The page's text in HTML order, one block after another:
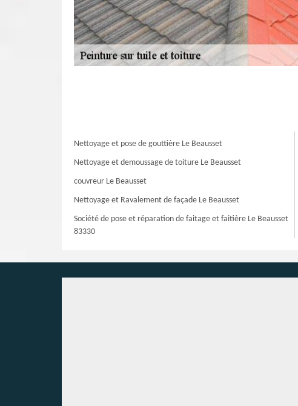
Nettoyage et pose de gouttière Le Beausset
Nettoyage et demoussage de toiture Le Beausset
couvreur Le Beausset
Nettoyage et Ravalement de façade Le Beausset
Société de pose et réparation de faitage et faitière Le Beausset
83330